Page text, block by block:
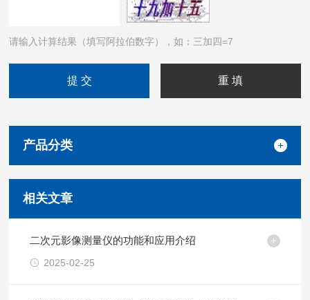
请输入计算结果（填写阿拉伯数字），如：三加四=7
产品分类
相关文章
二次元影像测量仪的功能和应用介绍
2025-02-25